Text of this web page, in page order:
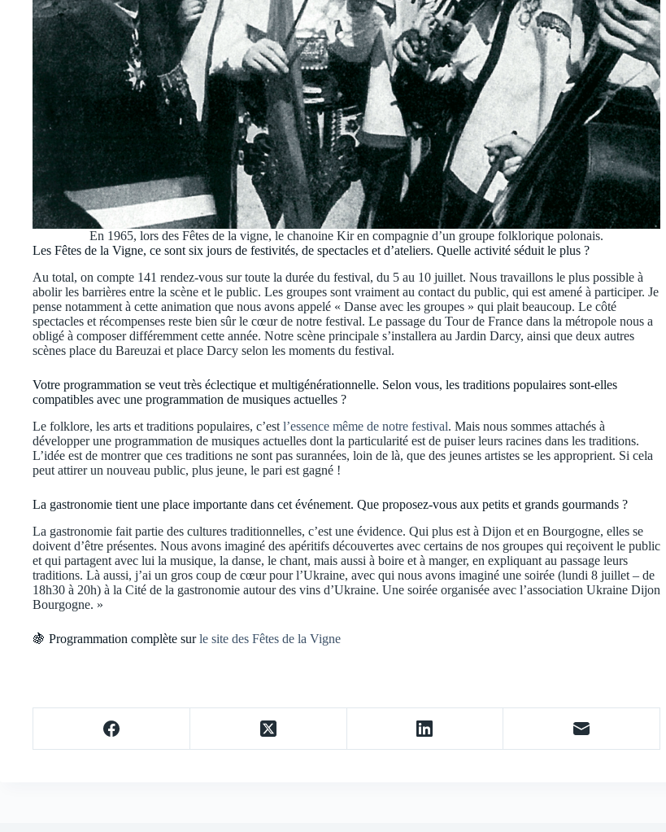
En 1965, lors des Fêtes de la vigne, le chanoine Kir en compagnie d’un groupe folklorique polonais.
Les Fêtes de la Vigne, ce sont six jours de festivités, de spectacles et d’ateliers. Quelle activité séduit le plus ?
Au total, on compte 141 rendez-vous sur toute la durée du festival, du 5 au 10 juillet. Nous travaillons le plus possible à
abolir les barrières entre la scène et le public. Les groupes sont vraiment au contact du public, qui est amené à participer. Je
pense notamment à cette animation que nous avons appelé « Danse avec les groupes » qui plait beaucoup. Le côté
spectacles et récompenses reste bien sûr le cœur de notre festival. Le passage du Tour de France dans la métropole nous a
obligé à composer différemment cette année. Notre scène principale s’installera au Jardin Darcy, ainsi que deux autres
scènes place du Bareuzai et place Darcy selon les moments du festival.
Votre programmation se veut très éclectique et multigénérationnelle. Selon vous, les traditions populaires sont-elles
compatibles avec une programmation de musiques actuelles ?
Le folklore, les arts et traditions populaires, c’est l’essence même de notre festival. Mais nous sommes attachés à
développer une programmation de musiques actuelles dont la particularité est de puiser leurs racines dans les traditions.
L’idée est de montrer que ces traditions ne sont pas surannées, loin de là, que des jeunes artistes se les approprient. Si cela
peut attirer un nouveau public, plus jeune, le pari est gagné !
La gastronomie tient une place importante dans cet événement. Que proposez-vous aux petits et grands gourmands ?
La gastronomie fait partie des cultures traditionnelles, c’est une évidence. Qui plus est à Dijon et en Bourgogne, elles se
doivent d’être présentes. Nous avons imaginé des apéritifs découvertes avec certains de nos groupes qui reçoivent le public
et qui partagent avec lui la musique, la danse, le chant, mais aussi à boire et à manger, en expliquant au passage leurs
traditions. Là aussi, j’ai un gros coup de cœur pour l’Ukraine, avec qui nous avons imaginé une soirée (lundi 8 juillet – de
18h30 à 20h) à la Cité de la gastronomie autour des vins d’Ukraine. Une soirée organisée avec l’association Ukraine Dijon
Bourgogne. »
🍇 Programmation complète surle site des Fêtes de la Vigne